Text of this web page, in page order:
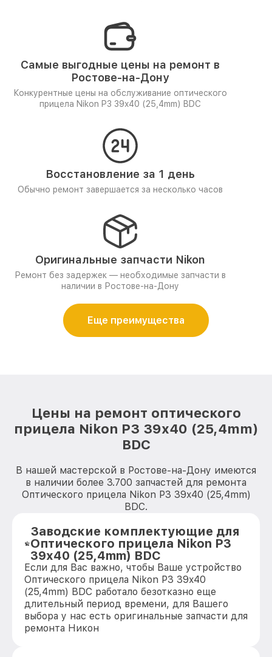
Самые выгодные цены на ремонт в
Ростове-на-Дону
Конкурентные цены на обслуживание оптического
прицела Nikon P3 39x40 (25,4mm) BDC
Восстановление за 1 день
Обычно ремонт завершается за несколько часов
Оригинальные запчасти Nikon
Ремонт без задержек — необходимые запчасти в
наличии в Ростове-на-Дону
Еще преимущества
Цены на ремонт оптического
прицела Nikon P3 39x40 (25,4mm)
BDC
В нашей мастерской в Ростове-на-Дону имеются
в наличии более 3.700 запчастей для ремонта
Оптического прицела Nikon P3 39x40 (25,4mm)
BDC.
Заводские комплектующие для
Оптического прицела Nikon P3
39x40 (25,4mm) BDC
Если для Вас важно, чтобы Ваше устройство
Оптического прицела Nikon P3 39x40
(25,4mm) BDC работало безотказно еще
длительный период времени, для Вашего
выбора у нас есть оригинальные запчасти для
ремонта Никон